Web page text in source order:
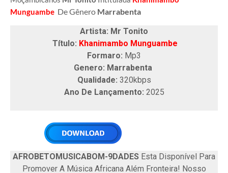
Munguambe De Gênero Marrabenta
Artista: Mr Tonito
Título: Khanimambo Munguambe
Formaro: Mp3
Genero: Marrabenta
Qualidade: 320kbps
Ano De Lançamento: 2025
AFROBETOMUSICABOM-9DADES Esta Disponível Para
Promover A Música Africana Além Fronteira! Nosso